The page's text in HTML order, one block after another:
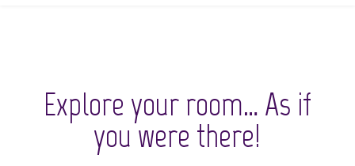
Explore your room… As if
you were there!